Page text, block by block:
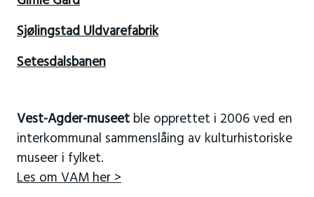
Sjølingstad Uldvarefabrik
Setesdalsbanen
Vest-Agder-museetble opprettet i 2006 ved en
interkommunal sammenslåing av kulturhistoriske
museer i fylket.
Les om VAM her >